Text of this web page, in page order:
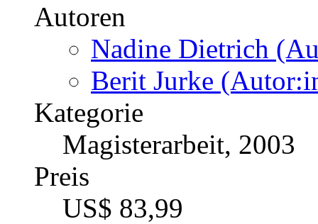
Autoren
Nadine Dietrich
Berit Jurke
Kategorie
Magisterarbeit, 2003
Preis
US$ 83,99